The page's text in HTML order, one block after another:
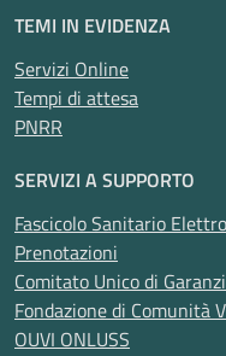
TEMI IN EVIDENZA
Servizi Online
Tempi di attesa
PNRR
SERVIZI A SUPPORTO
Fascicolo Sanitario
Prenotazioni
Comitato Unico di
Fondazione di Comunità
OUVI ONLUSS